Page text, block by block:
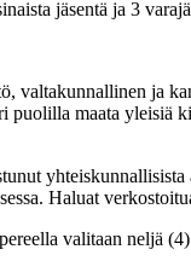
jäsentä ja 3
valtakunnallinen ja
puolilla maata
Haluat
valitaan neljä